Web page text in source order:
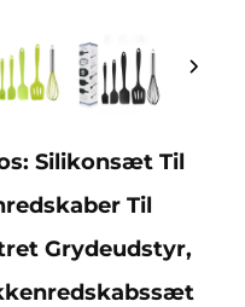
Silikonsæt Til
Til
Grydeudstyr,